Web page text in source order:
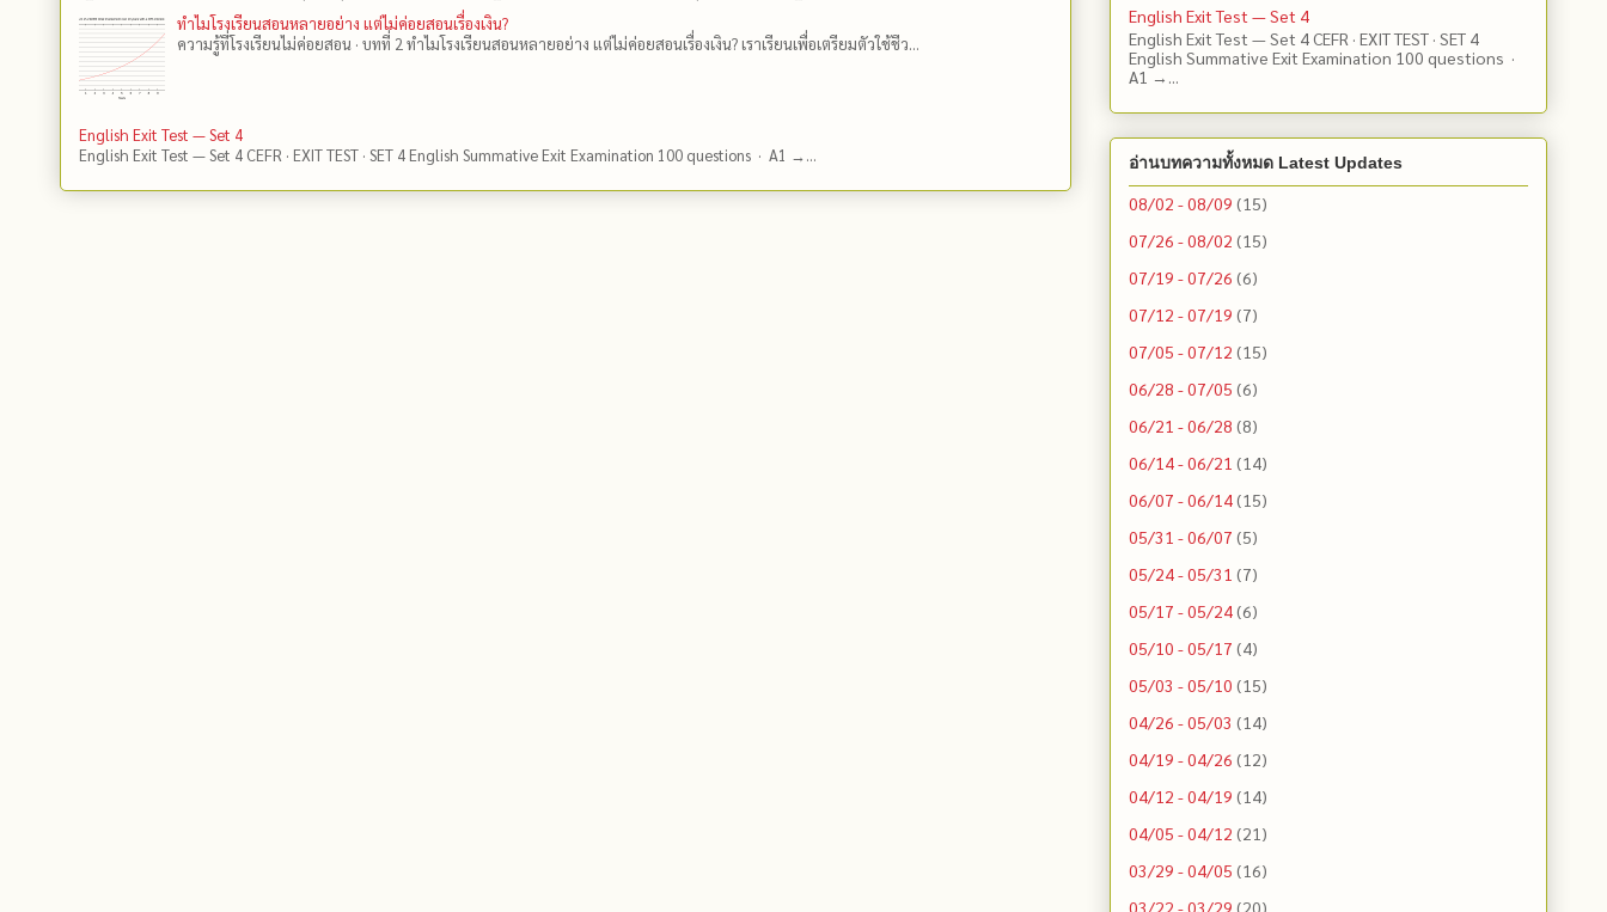
ทำไมโรงเรียนสอนหลายอย่าง แต่ไม่ค่อยสอนเรื่องเงิน?
ความรู้ที่โรงเรียนไม่ค่อยสอน · บทที่ 2 ทำไมโรงเรียนสอนหลายอย่าง แต่ไม่ค่อยสอนเรื่องเงิน? เราเรียนเพื่อเตรียมตัวใช้ชีว...
English Exit Test — Set 4
English Exit Test — Set 4 CEFR · EXIT TEST · SET 4 English Summative Exit Examination 100 questions · A1 →...
English Exit Test — Set 4
English Exit Test — Set 4 CEFR · EXIT TEST · SET 4
English Summative Exit Examination 100 questions ·
A1 →...
อ่านบทความทั้งหมด Latest Updates
08/02 - 08/09 (15)
07/26 - 08/02 (15)
07/19 - 07/26 (6)
07/12 - 07/19 (7)
07/05 - 07/12 (15)
06/28 - 07/05 (6)
06/21 - 06/28 (8)
06/14 - 06/21 (14)
06/07 - 06/14(15)
05/31 - 06/07 (5)
05/24 - 05/31 (7)
05/17 - 05/24(6)
05/10 - 05/17 (4)
05/03 - 05/10 (15)
04/26 - 05/03 (14)
04/19 - 04/26 (12)
04/12 - 04/19 (14)
04/05 - 04/12 (21)
03/29 - 04/05 (16)
03/22 - 03/29 (20)